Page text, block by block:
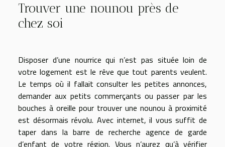
Trouver une nounou près de
chez soi
Disposer d’une nourrice qui n’est pas située loin de
votre logement est le rêve que tout parents veulent.
Le temps où il fallait consulter les petites annonces,
demander aux petits commerçants ou passer par les
bouches à oreille pour trouver une nounou à proximité
est désormais révolu. Avec internet, il vous suffit de
taper dans la barre de recherche agence de garde
d’enfant de votre région. Vous n’aurez qu’à vérifier